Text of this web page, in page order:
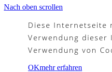
Menü Menü
Nach oben scrollen
Diese Internetseite
Verwendung
Verwendung von
OKmehr erfahren